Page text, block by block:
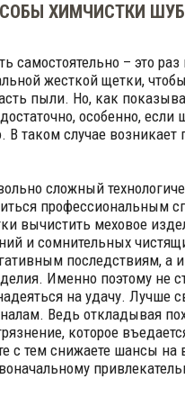
ХИМЧИСТКИ
самостоятельно – это
жесткой щетки,
пыли. Но, как
особенно, если
таком случае возникает
сложный
профессиональным
вычистить меховое
и сомнительных
последствиям, а
Именно поэтому не
на удачу. Лучше
Ведь откладывая
которое
с тем снижаете шансы на